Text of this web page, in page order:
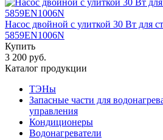
Насос двойной с улиткой 30 Вт для
5859EN1006N
Купить
3 200 руб.
Каталог продукции
ТЭНы
Запасные части для
управления
Кондиционеры
Водонагреватели